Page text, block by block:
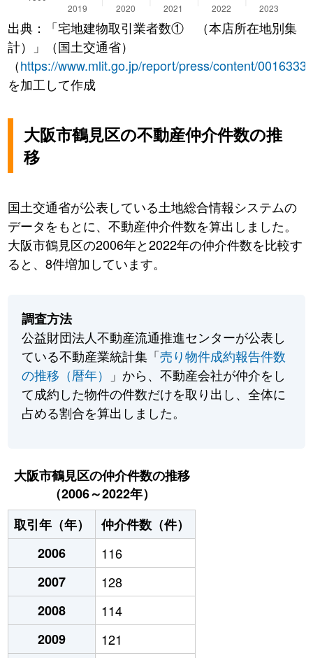
出典：「宅地建物取引業者数① （本店所在地別集
計）」（国土交通省）
（https://www.mlit.go.jp/report/press/content/
を加工して作成
大阪市鶴見区の不動産仲介件数の推
移
国土交通省が公表している土地総合情報システムの
データをもとに、不動産仲介件数を算出しました。
大阪市鶴見区の2006年と2022年の仲介件数を比較す
ると、8件増加しています。
調査方法
公益財団法人不動産流通推進センターが公表し
ている不動産業統計集「売り物件成約報告件数
の推移（暦年）
」から、不動産会社が仲介をし
て成約した物件の件数だけを取り出し、全体に
占める割合を算出しました。
大阪市鶴見区の仲介件数の推移
（2006～2022年）
取引年（年）
仲介件数（件）
2006
116
2007
128
2008
114
2009
121